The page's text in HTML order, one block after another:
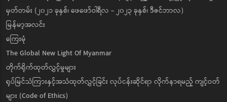
မှတ်တမ်း (၂၀၂၁ ခုနှစ်၊ ဖေဖော်ဝါရီလ - ၂၀၂၃ ခုနှစ်၊ ဒီဇင်ဘာလ)
မြန်မာ့အလင်း
ကြေးမုံ
The Global New Light Of Myanmar
တိုက်ရိုက်ထုတ်လွှင့်မှုများ
ရုပ်မြင်သံကြားနှင့်အသံထုတ်လွှင့်ခြင်း လုပ်ငန်းဆိုင်ရာ လိုက်နာရမည့် ကျင့်ဝတ်
များ (Code of Ethics)